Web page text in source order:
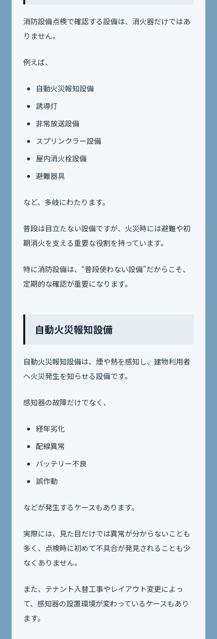
消防設備点検で確認する設備は、消火器だけではあ
りません。
例えば、
自動火災報知設備
誘導灯
非常放送設備
スプリンクラー設備
屋内消火栓設備
避難器具
など、多岐にわたります。
普段は目立たない設備ですが、火災時には避難や初
期消火を支える重要な役割を持っています。
特に消防設備は、“普段使わない設備”だからこそ、
定期的な確認が重要になります。
自動火災報知設備
自動火災報知設備は、煙や熱を感知し、建物利用者
へ火災発生を知らせる設備です。
感知器の故障だけでなく、
経年劣化
配線異常
バッテリー不良
誤作動
などが発生するケースもあります。
実際には、見た目だけでは異常が分からないことも
多く、点検時に初めて不具合が発見されることも少
なくありません。
また、テナント入替工事やレイアウト変更によっ
て、感知器の設置環境が変わっているケースもあり
ます。